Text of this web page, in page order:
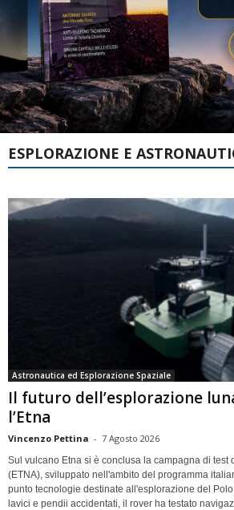
ESPLORAZIONE E
Astronautica ed Esplorazione Spaziale
Il futuro dell’esplorazione
l’Etna
Vincenzo Pettina - 7 Agosto 2026
Sul vulcano Etna si è conclusa la campagna di test
(ETNA), sviluppato nell'ambito del programma
punto tecnologie destinate all'esplorazione del
lavici e pendii accidentati, il rover ha testato